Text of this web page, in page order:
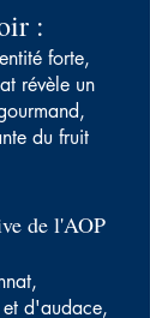
:
forte,
révèle un
du fruit
de l'AOP
d'audace,